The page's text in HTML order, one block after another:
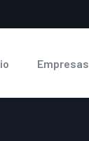
Empresas